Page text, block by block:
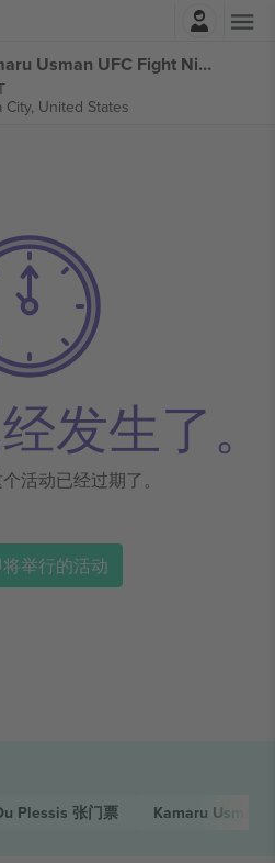
Dricus Du Plessis vs Kamaru Usman UFC Fight Night 张门票
City, United States
发生了。
活动已经过期了。
举行的活动
Plessis 张门票 Kamaru Usman